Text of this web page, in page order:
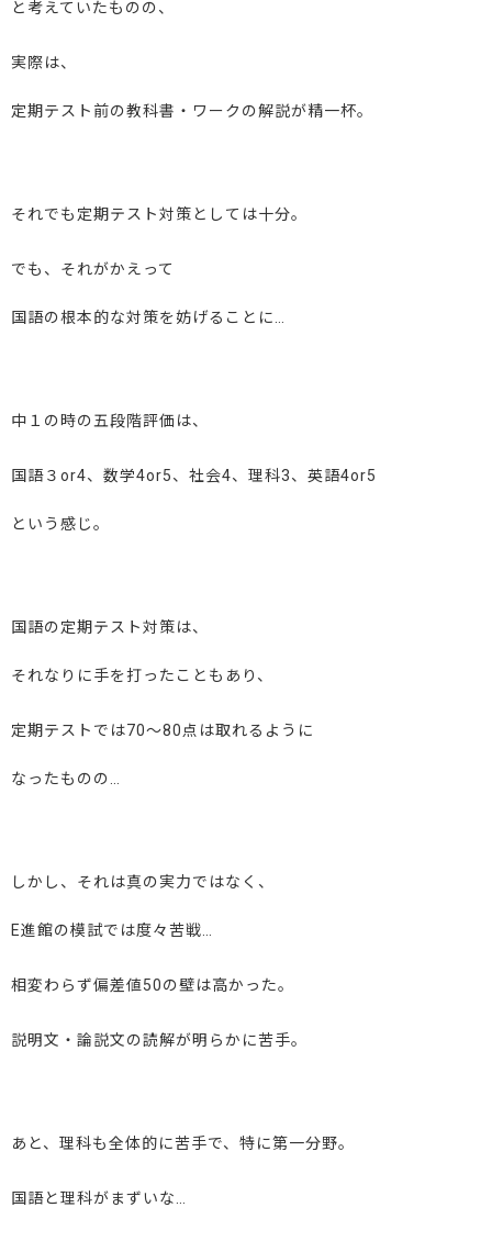
と考えていたものの、
実際は、
定期テスト前の教科書・ワークの解説が精一杯。
それでも定期テスト対策としては十分。
でも、それがかえって
国語の根本的な対策を妨げることに…
中１の時の五段階評価は、
国語３or4、数学4or5、社会4、理科3、英語4or5
という感じ。
国語の定期テスト対策は、
それなりに手を打ったこともあり、
定期テストでは70～80点は取れるように
なったものの…
しかし、それは真の実力ではなく、
E進館の模試では度々苦戦…
相変わらず偏差値50の壁は高かった。
説明文・論説文の読解が明らかに苦手。
あと、理科も全体的に苦手で、特に第一分野。
国語と理科がまずいな…